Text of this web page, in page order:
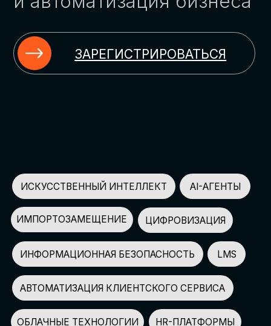
ИСКУССТВЕННЫЙ ИНТЕЛЛЕКТ
НЕЙРОСЕТИ ДЛЯ БИЗНЕСА
КЭДО
ЦИФРОВИЗАЦИЯ
АВТОМАТИЗАЦИЯ HR
АВТОМАТИЗАЦИЯ МАРКЕТИНГА И ПРОДАЖ
AI-АССИСТЕНТЫ
ЧАТ-БОТЫ
ИМПОРТОЗАМЕЩЕНИЕ
СПИКЕРОВ
150+